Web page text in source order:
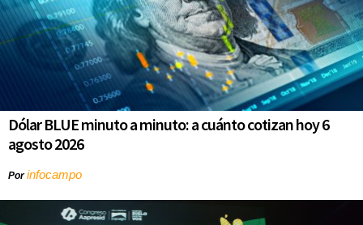
Dólar BLUE minuto a minuto: a cuánto cotizan hoy 6
agosto 2026
Porinfocampo